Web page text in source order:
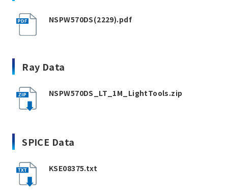
NSPW570DS(2229).pdf
Ray Data
NSPW570DS_LT_1M_LightTools.zip
SPICE Data
KSE08375.txt